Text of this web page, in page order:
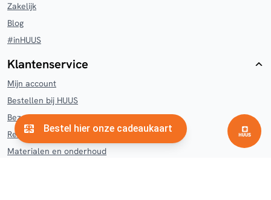
Zakelijk
Blog
#inHUUS
Klantenservice
Mijn account
Bestellen bij HUUS
Bezorgen en afhalen HUUS
Retourneren en klachten
Materialen en onderhoud